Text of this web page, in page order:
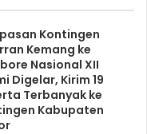
rumah pelaku UMKM
toko atau produk
di masa
sampai luar
Kontingen
Kemang ke
Nasional XII
Digelar, Kirim 19
Terbanyak ke
Kabupaten